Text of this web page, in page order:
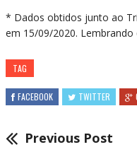
* Dados obtidos junto ao
em 15/09/2020.
TAG
FACEBOOK TWITTER
Previous Post